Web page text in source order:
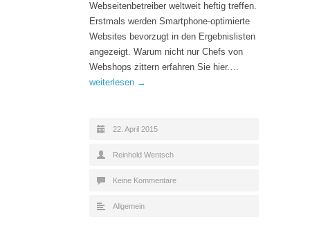
Webseitenbetreiber weltweit heftig treffen.
Erstmals werden Smartphone-optimierte
Websites bevorzugt in den Ergebnislisten
angezeigt. Warum nicht nur Chefs von
Webshops zittern erfahren Sie hier.…
weiterlesen →
22. April 2015
Reinhold Wentsch
Keine Kommentare
Allgemein